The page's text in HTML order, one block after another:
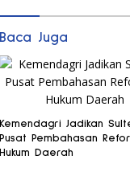
Baca Juga
Kemendagri Jadikan
Pusat Pembahasan
Hukum Daerah